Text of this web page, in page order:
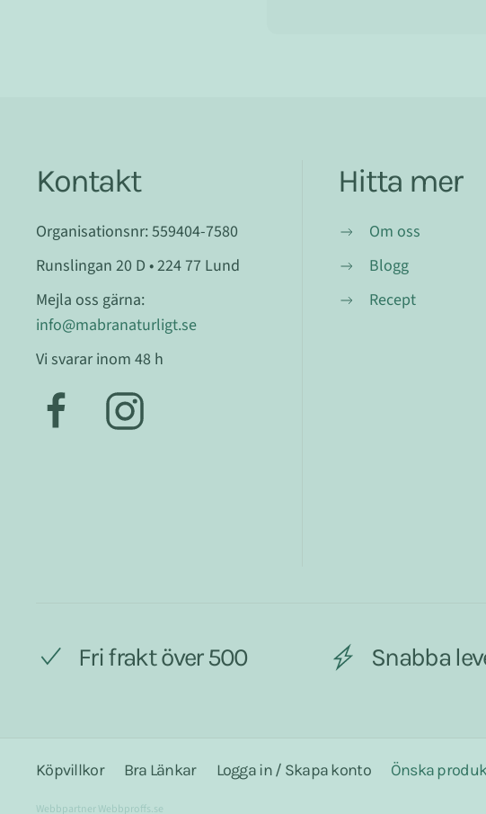
Kontakt
Organisationsnr: 559404-7580
Runslingan 20 D • 224 77 Lund
Mejla oss gärna:
info@mabranaturligt.se
Vi svarar inom 48 h
Hitta mer
Om oss
Blogg
Recept
Fri frakt över 500 Snabba
Köpvillkor Bra Länkar Logga in / Skapa konto Önska
WebbpartnerWebbproffs.se